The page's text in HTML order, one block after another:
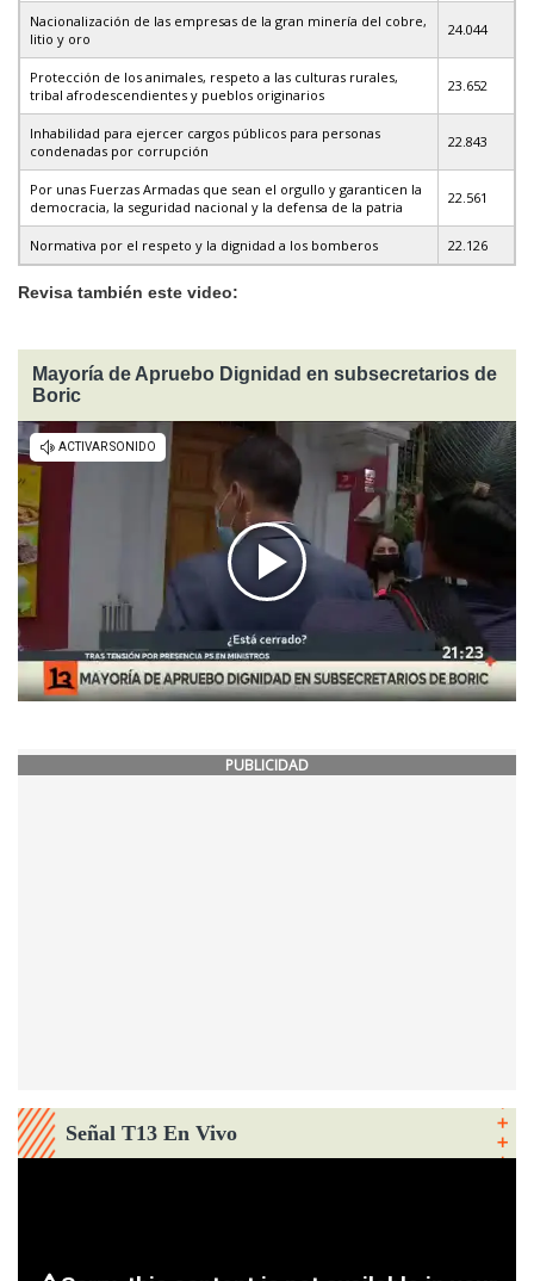
Nacionalización de las empresas de la gran minería del cobre,
litio y oro
24.044
Protección de los animales, respeto a las culturas rurales,
tribal afrodescendientes y pueblos originarios
23.652
Inhabilidad para ejercer cargos públicos para personas
condenadas por corrupción
22.843
Por unas Fuerzas Armadas que sean el orgullo y garanticen la
democracia, la seguridad nacional y la defensa de la patria
22.561
Normativa por el respeto y la dignidad a los bomberos 22.126
Revisa también este video:
Mayoría de Apruebo Dignidad en subsecretarios de
Boric
PUBLICIDAD
Señal T13 En Vivo